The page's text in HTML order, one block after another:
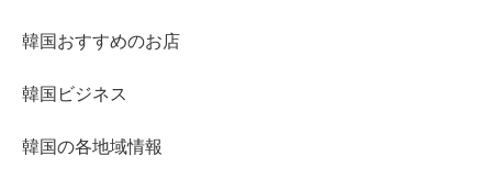
韓国おすすめのお店
韓国ビジネス
韓国の各地域情報